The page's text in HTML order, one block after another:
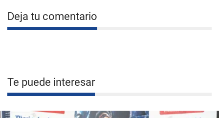
Deja tu comentario
Te puede interesar